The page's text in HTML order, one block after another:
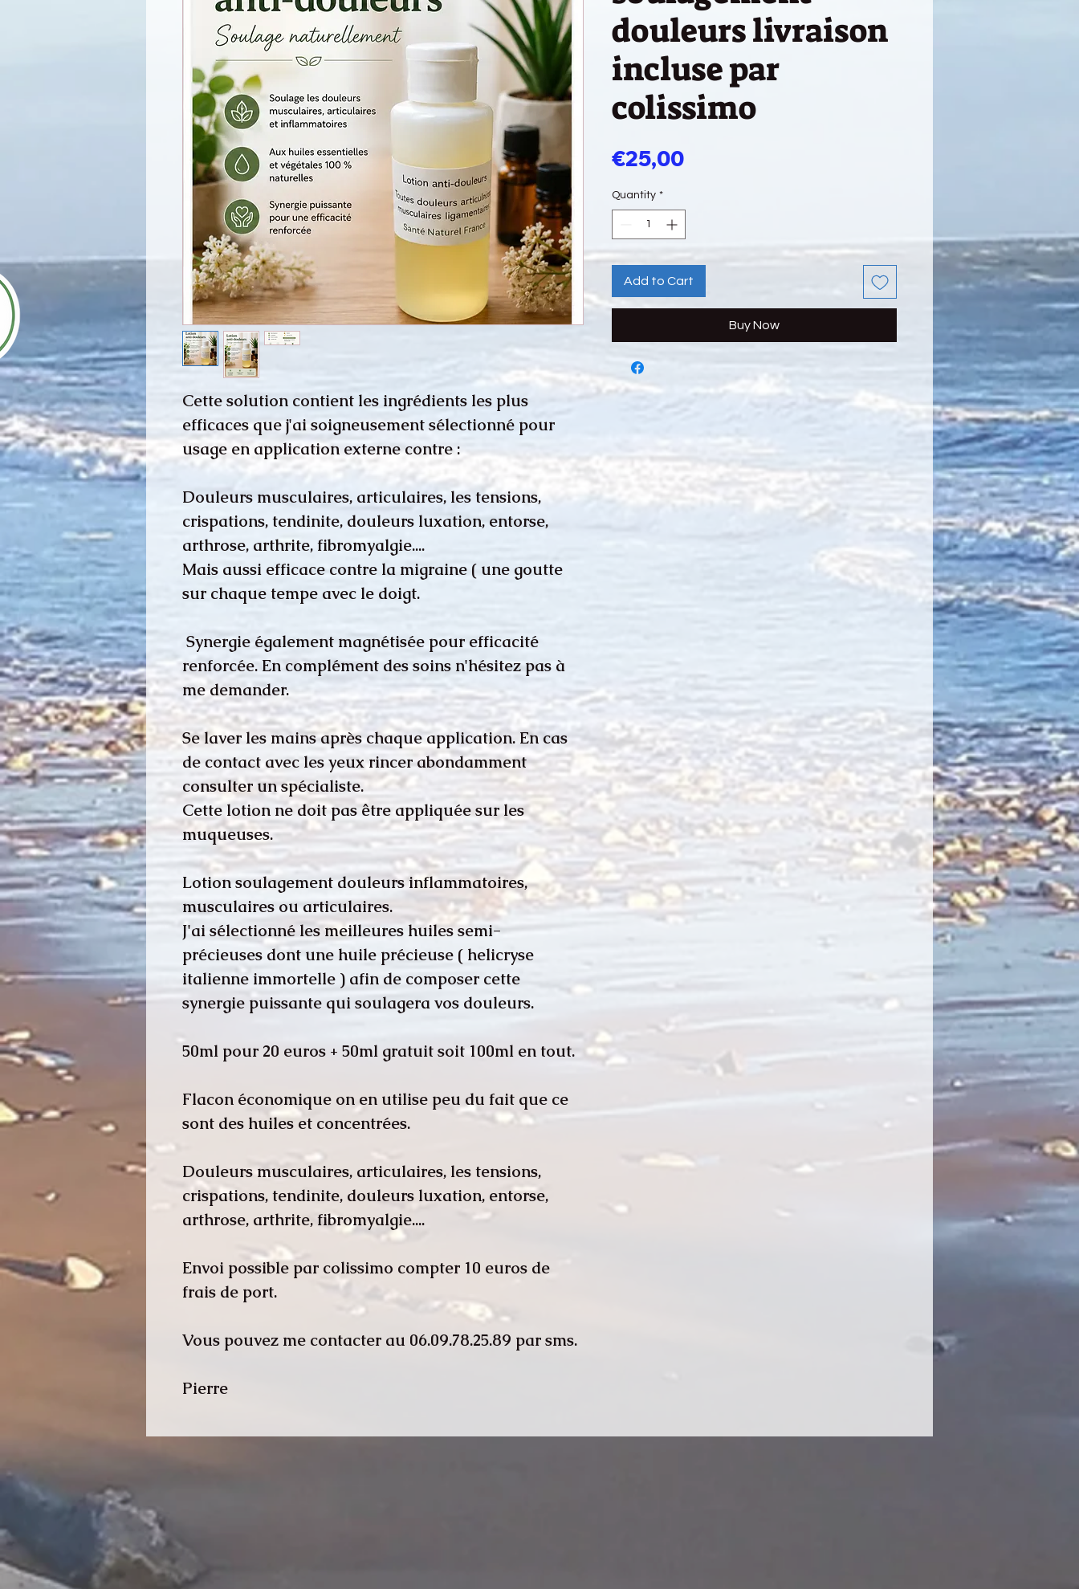
Cette solution contient les ingrédients les plus
efficaces que j'ai soigneusement sélectionné pour
usage en application externe contre :
Douleurs musculaires, articulaires, les tensions,
crispations, tendinite, douleurs luxation, entorse,
arthrose, arthrite, fibromyalgie....
Mais aussi efficace contre la migraine ( une goutte
sur chaque tempe avec le doigt.
Synergie également magnétisée pour efficacité
renforcée. En complément des soins n'hésitez pas à
me demander.
Se laver les mains après chaque application. En cas
de contact avec les yeux rincer abondamment
consulter un spécialiste.
Cette lotion ne doit pas être appliquée sur les
muqueuses.
Lotion soulagement douleurs inflammatoires,
musculaires ou articulaires.
J'ai sélectionné les meilleures huiles semi-
précieuses dont une huile précieuse ( helicryse
italienne immortelle ) afin de composer cette
synergie puissante qui soulagera vos douleurs.
50ml pour 20 euros + 50ml gratuit soit 100ml en tout.
Flacon économique on en utilise peu du fait que ce
sont des huiles et concentrées.
Douleurs musculaires, articulaires, les tensions,
crispations, tendinite, douleurs luxation, entorse,
arthrose, arthrite, fibromyalgie....
Envoi possible par colissimo compter 10 euros de
frais de port.
Vous pouvez me contacter au 06.09.78.25.89 par sms.
Pierre
douleurs livraison
incluse par
colissimo
€25,00Price
Quantity *
Add to Cart
Buy Now